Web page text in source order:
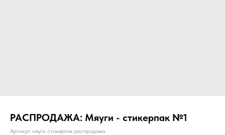
РАСПРОДАЖА: Мяуги - стикерпак №1
Артикул: мяуги стикерпак распродажа